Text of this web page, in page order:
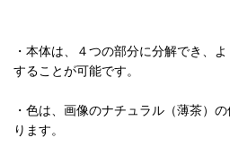
・本体は、４つの部分に分解でき、
することが可能です。
・色は、画像のナチュラル（薄茶）
ります。